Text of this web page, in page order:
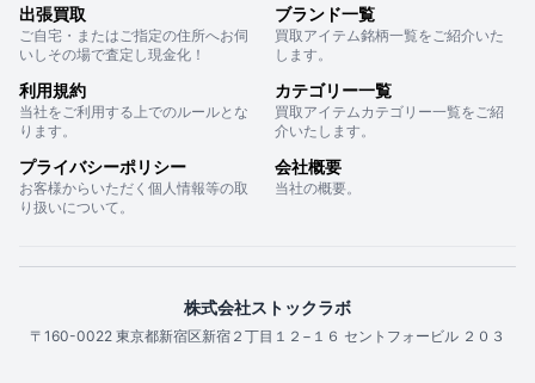
出張買取
ご自宅・またはご指定の住所へお伺
いしその場で査定し現金化！
ブランド一覧
買取アイテム銘柄一覧をご紹介いた
します。
利用規約
当社をご利用する上でのルールとな
ります。
カテゴリー一覧
買取アイテムカテゴリー一覧をご紹
介いたします。
プライバシーポリシー
お客様からいただく個人情報等の取
り扱いについて。
会社概要
当社の概要。
株式会社ストックラボ
〒160-0022 東京都新宿区新宿２丁目１２−１６ セントフォービル ２０３